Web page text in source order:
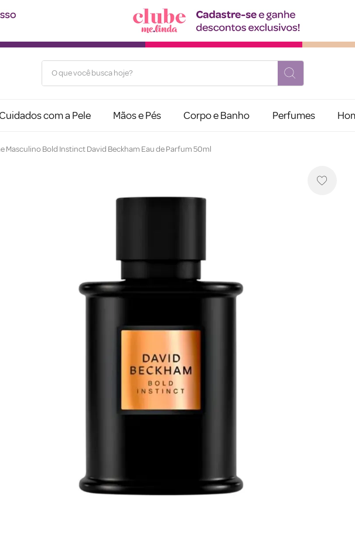
O que você busca hoje?
com a Pele Mãos e Pés Corpo e Banho Perfumes
Masculino Bold Instinct David Beckham Eau de Parfum 50ml